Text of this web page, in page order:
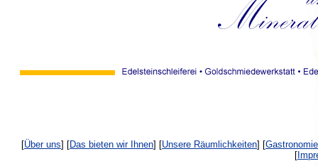
[Über uns] [Das bieten wir Ihnen] [Unsere Räumlichkeiten] [Gastronomie
[